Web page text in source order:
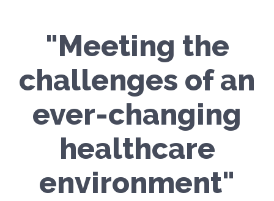
"Meeting the
challenges of an
ever-changing
healthcare
environment"